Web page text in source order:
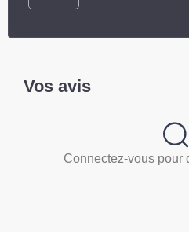
Vos avis
Connectez-vous pour